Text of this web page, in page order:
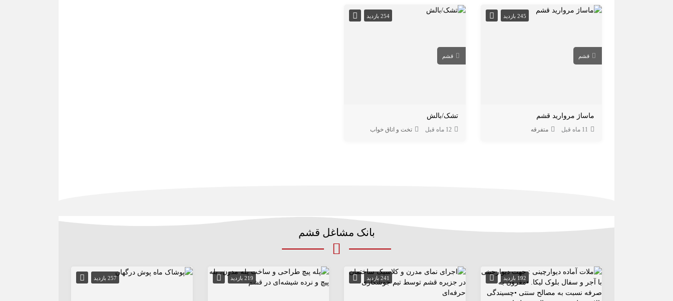
245 بازدید
قشم
ماساژ مروارید قشم
11 ماه قبل متفرقه
254 بازدید
قشم
تشک/بالش
12 ماه قبل تخت و اتاق خواب
بانک مشاغل قشم
192 بازدید 241 بازدید 219 بازدید 257 بازدید